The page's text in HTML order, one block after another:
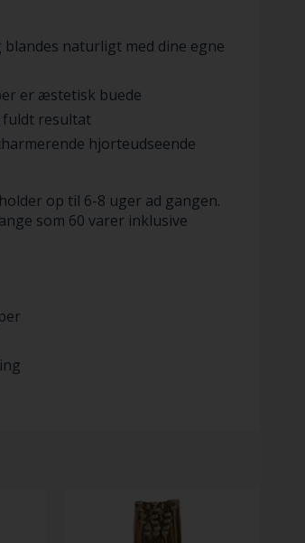
blandes naturligt med dine egne
er æstetisk buede
fuldt resultat
hjorteudseende
op til 6-8 uger ad gangen.
som 60 varer inklusive